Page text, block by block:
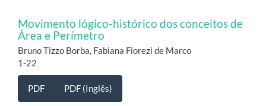
Movimento lógico-histórico dos conceitos de
Área e Perímetro
Bruno Tizzo Borba, Fabiana Fiorezi de Marco
1-22
PDF PDF (Inglês)